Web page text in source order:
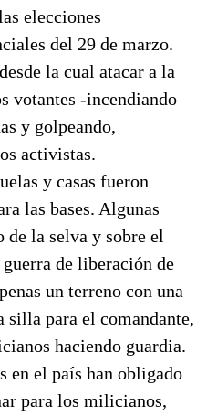
elecciones
del 29 de marzo.
la cual atacar a la
votantes -incendiando
y golpeando,
activistas.
y casas fueron
las bases. Algunas
de la selva y sobre el
de liberación de
un terreno con una
para el comandante,
haciendo guardia.
en el país han obligado
para los milicianos,